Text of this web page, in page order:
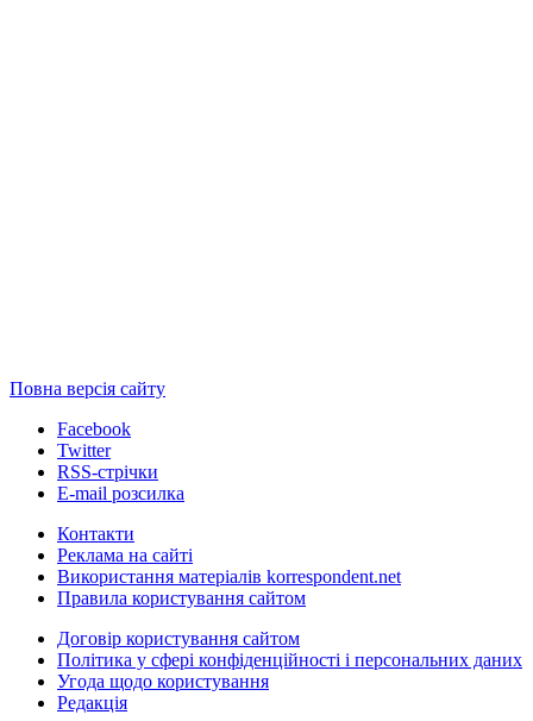
Повна версія сайту
Facebook
Twitter
RSS-стрічки
E-mail розсилка
Контакти
Реклама на сайті
Використання матеріалів korrespondent.net
Правила користування сайтом
Договір користування сайтом
Політика у сфері конфіденційності і персональних даних
Угода щодо користування
Редакція